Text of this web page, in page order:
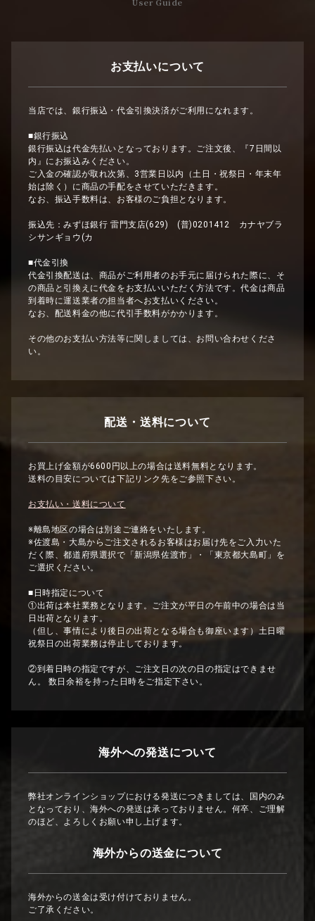
お支払いについて
当店では、銀行振込・代金引換決済がご利用になれます。
■銀行振込
銀行振込は代金先払いとなっております。ご注文後、『7日間以
内』にお振込みください。
ご入金の確認が取れ次第、3営業日以内（土日・祝祭日・年末年
始は除く）に商品の手配をさせていただきます。
なお、振込手数料は、お客様のご負担となります。
振込先：みずほ銀行 雷門支店(629) (普)0201412 カナヤブラ
シサンギョウ(カ
■代金引換
代金引換配送は、商品がご利用者のお手元に届けられた際に、そ
の商品と引換えに代金をお支払いいただく方法です。代金は商品
到着時に運送業者の担当者へお支払いください。
なお、配送料金の他に代引手数料がかかります。
その他のお支払い方法等に関しましては、お問い合わせくださ
い。
配送・送料について
お買上げ金額が6600円以上の場合は送料無料となります。
送料の目安については下記リンク先をご参照下さい。
お支払い・送料について
※離島地区の場合は別途ご連絡をいたします。
※佐渡島・大島からご注文されるお客様はお届け先をご入力いた
だく際、都道府県選択で「新潟県佐渡市」・「東京都大島町」を
ご選択ください。
■日時指定について
①出荷は本社業務となります。ご注文が平日の午前中の場合は当
日出荷となります。
（但し、事情により後日の出荷となる場合も御座います）土日曜
祝祭日の出荷業務は停止しております。
②到着日時の指定ですが、ご注文日の次の日の指定はできませ
ん。 数日余裕を持った日時をご指定下さい。
海外への発送について
弊社オンラインショップにおける発送につきましては、国内のみ
となっており、海外への発送は承っておりません。何卒、ご理解
のほど、よろしくお願い申し上げます。
海外からの送金について
海外からの送金は受け付けておりません。
ご了承ください。